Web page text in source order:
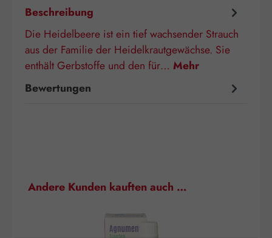
Beschreibung
Die Heidelbeere ist ein tief wachsender Strauch
aus der Familie der Heidelkrautgewächse. Sie
enthält Gerbstoffe und den für… Mehr
Bewertungen
Produktgalerie überspringen
Andere Kunden kauften auch …